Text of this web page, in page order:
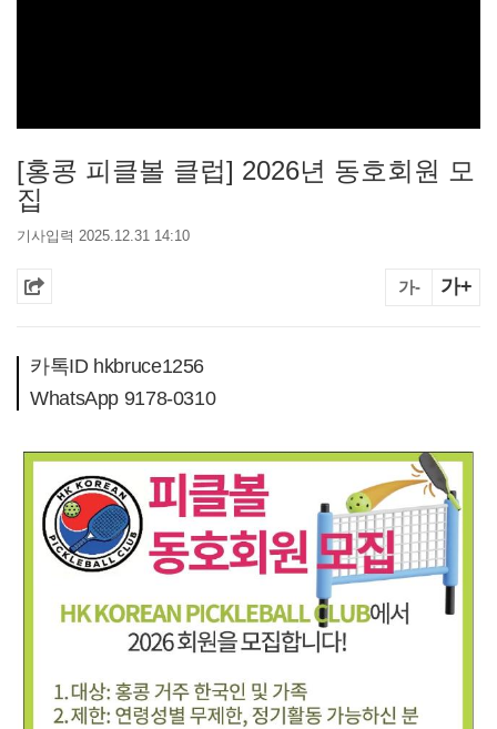
[홍콩 피클볼 클럽] 2026년 동호회원 모
집
기사입력 2025.12.31 14:10
가- 가+
카톡ID hkbruce1256
WhatsApp 9178-0310